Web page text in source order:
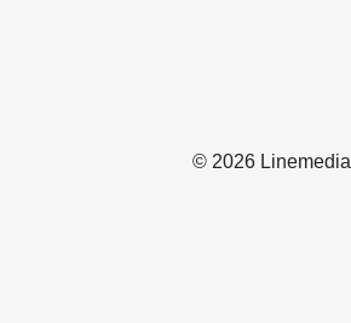
© 2026 Linemedia